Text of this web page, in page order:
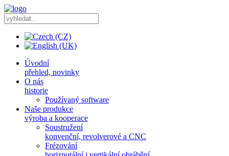
Úvodní
přehled, novinky
O nás
historie
Používaný software
Naše produkce
výroba a kooperace
Soustružení
konvenční, revolverové a CNC
Frézování